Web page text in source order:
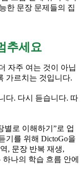
한 문장 문제들의 집
추세요
자주 여는 것이 아닙
가르치는 것입니다.
다. 다시 듣습니다. 따
별로 이해하기”로 업
기를 위해 DictoGo을
, 문장 반복 재생,
나의 학습 흐름 안에